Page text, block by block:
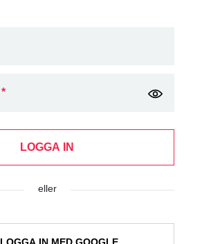
*
LOGGA IN
eller
LOGGA IN MED GOOGLE